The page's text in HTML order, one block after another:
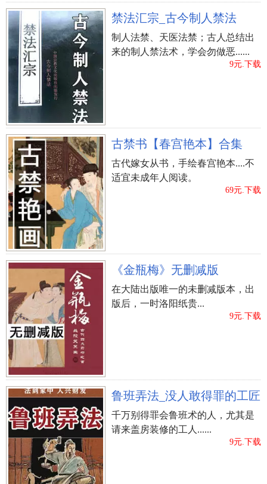
上一篇：万民英《星学大成（上下册精裝版）》七政
书
禁法汇宗_古今制人禁法
制人法禁、天医法禁；古人总结出
来的制人禁法术，学会勿做恶......
9元.下载
古禁书【春宫艳本】合集
古代嫁女从书，手绘春宫艳本....不
适宜未成年人阅读。
69元.下载
《金瓶梅》无删减版
在大陆出版唯一的未删减版本，出
版后，一时洛阳纸贵...
9元.下载
鲁班弄法_没人敢得罪的工匠
千万别得罪会鲁班术的人，尤其是
请来盖房装修的工人......
9元.下载